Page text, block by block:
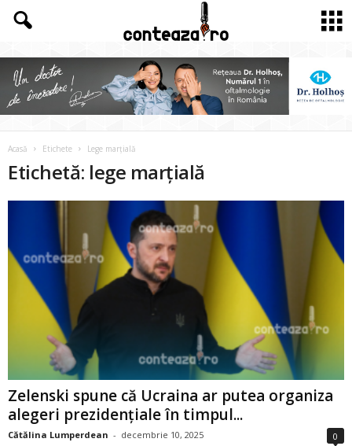
Acasă Etichete Lege marțială
Etichetă: lege marțială
Zelenski spune că Ucraina ar putea organiza
alegeri prezidențiale în timpul...
Cătălina Lumperdean - decembrie 10, 2025 0